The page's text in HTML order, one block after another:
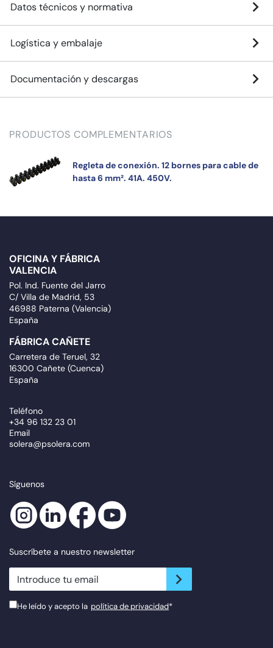
Datos técnicos y normativa
Logística y embalaje
Documentación y descargas
PRODUCTOS COMPLEMENTARIOS
Regleta de conexión. 12 bornes para cable de
hasta 6 mm². 41A. 450V.
OFICINA Y FÁBRICA
VALENCIA
Pol. Ind. Fuente del Jarro
C/ Villa de Madrid, 53
46988 Paterna (Valencia)
España
FÁBRICA CAÑETE
Carretera de Teruel, 32
16300 Cañete (Cuenca)
España
Teléfono
+34 96 132 23 01
Email
solera@psolera.com
Síguenos
Suscríbete a nuestro newsletter
newsletter.suscribe
He leído y acepto la política de privacidad*